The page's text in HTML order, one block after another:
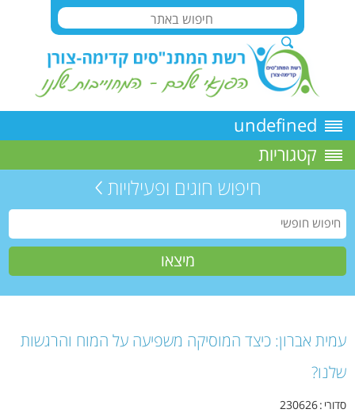
undefined
קטגוריות
חיפוש חוגים ופעילויות
עמית אברון: כיצד המוסיקה משפיעה על המוח והרגשות
שלנו?
סדורי 230626